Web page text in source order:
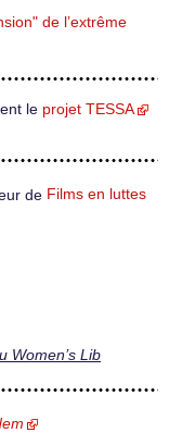
de l’extrême
le projet TESSA
de Films en luttes
Women’s Lib